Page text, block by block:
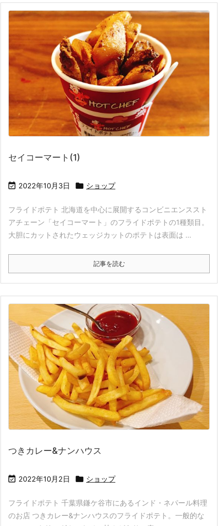
セイコーマート(1)
 2022年10月3日  ショップ
フライドポテト 北海道を中心に展開するコンビニエンススト
アチェーン「セイコーマート」のフライドポテトの1種類目。
大胆にカットされたウェッジカットのポテトは表面は ...
記事を読む
つきカレー&ナンハウス
 2022年10月2日  ショップ
フライドポテト 千葉県鎌ケ谷市にあるインド・ネパール料理
のお店 つきカレー&ナンハウスのフライドポテト。一般的な